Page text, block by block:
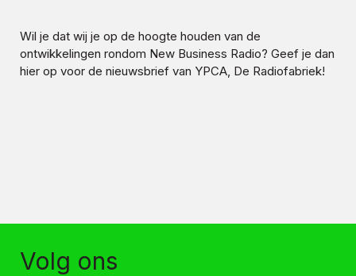
Wil je dat wij je op de hoogte houden van de
ontwikkelingen rondom New Business Radio? Geef je dan
hier op voor de nieuwsbrief van YPCA, De Radiofabriek!
Volg ons